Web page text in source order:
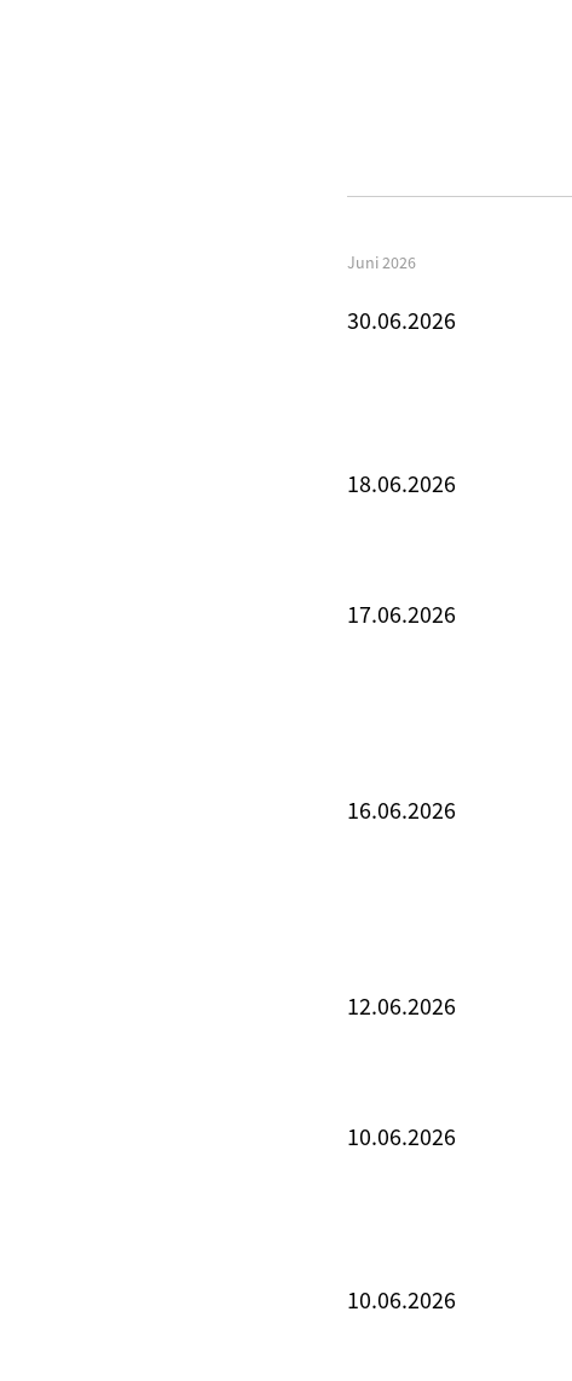
Juni 2026
30.06.2026
18.06.2026
17.06.2026
16.06.2026
12.06.2026
10.06.2026
10.06.2026